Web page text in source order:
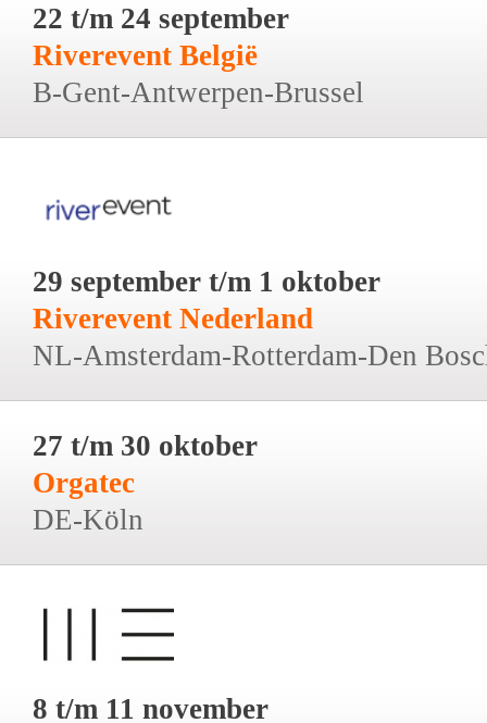
22 t/m 24 september
Riverevent België
B-Gent-Antwerpen-Brussel
29 september t/m 1 oktober
Riverevent Nederland
NL-Amsterdam-Rotterdam-Den
27 t/m 30 oktober
Orgatec
DE-Köln
8 t/m 11 november